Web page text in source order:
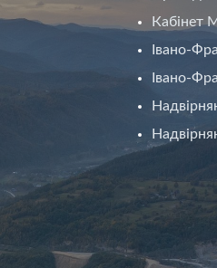
Кабінет
Івано-
Івано-